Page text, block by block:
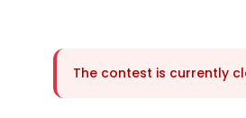
The contest is currently